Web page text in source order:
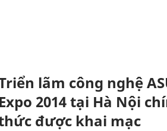
lãm công nghệ
Expo 2014 tại Hà Nội
được khai mạc